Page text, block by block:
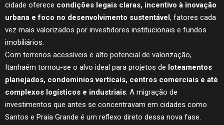
cidade oferece condições legais claras, incentivo à inovação
urbana e foco no desenvolvimento sustentável, fatores cada
vez mais valorizados por investidores institucionais e fundos
imobiliários.
Com terrenos acessíveis e alto potencial de valorização,
Itanhaém tornou-se o alvo ideal para projetos de loteamentos
planejados, condomínios verticais, centros comerciais e até
complexos logísticos e industriais. A migração de
investimentos que antes se concentravam em cidades como
Santos e Praia Grande é um reflexo direto dessa nova fase.